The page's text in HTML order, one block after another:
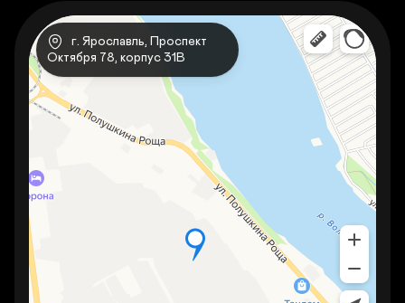
   г. Ярославль, Проспект
Октября 78, корпус 31В